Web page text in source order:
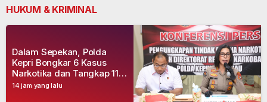
HUKUM & KRIMINAL
14 jam yang lalu
Dalam Sepekan, Polda
Kepri Bongkar 6 Kasus
Narkotika dan Tangkap 11
Tersangka